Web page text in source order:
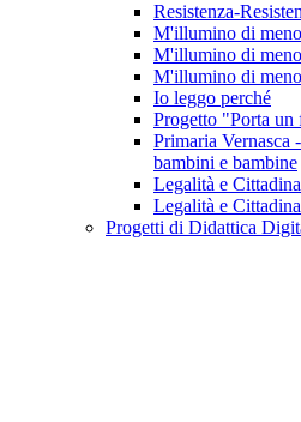
Resistenza-
M'illumino di
M'illumino di
M'illumino di
Io leggo perché
Progetto "Porta
Primaria Vernasca
bambini e bambine
Legalità e
Legalità e
Progetti di Didattica